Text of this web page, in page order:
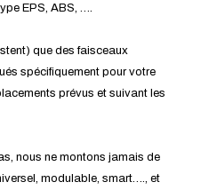
EPS, ABS, ….
que des faisceaux
spécifiquement pour votre
prévus et suivant les
nous ne montons jamais de
modulable, smart…., et